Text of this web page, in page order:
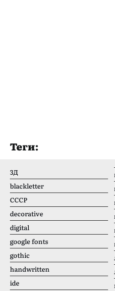
Теги:
3Д
blackletter
CCCР
decorative
digital
google fonts
gothic
handwritten
ide